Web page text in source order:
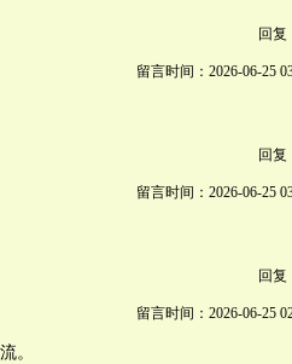
回复
留言时间：2026-06-25
回复
留言时间：2026-06-25
回复
留言时间：2026-06-25
。